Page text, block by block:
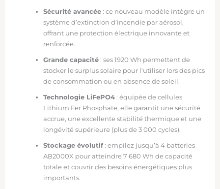
Sécurité avancée : ce nouveau modèle intègre un
système d’extinction d’incendie par aérosol,
offrant une protection électrique innovante et
renforcée.
Grande capacité : ses 1920 Wh permettent de
stocker le surplus solaire pour l’utiliser lors des pics
de consommation ou en absence de soleil.
Technologie LiFePO4 : équipée de cellules
Lithium Fer Phosphate, elle garantit une sécurité
accrue, une excellente stabilité thermique et une
longévité supérieure (plus de 3 000 cycles).
Stockage évolutif : empilez jusqu’à 4 batteries
AB2000X pour atteindre 7 680 Wh de capacité
totale et couvrir des besoins énergétiques plus
importants.